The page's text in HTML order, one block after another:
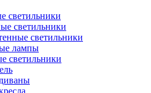
светильники
светильники
светильники
лампы
светильники